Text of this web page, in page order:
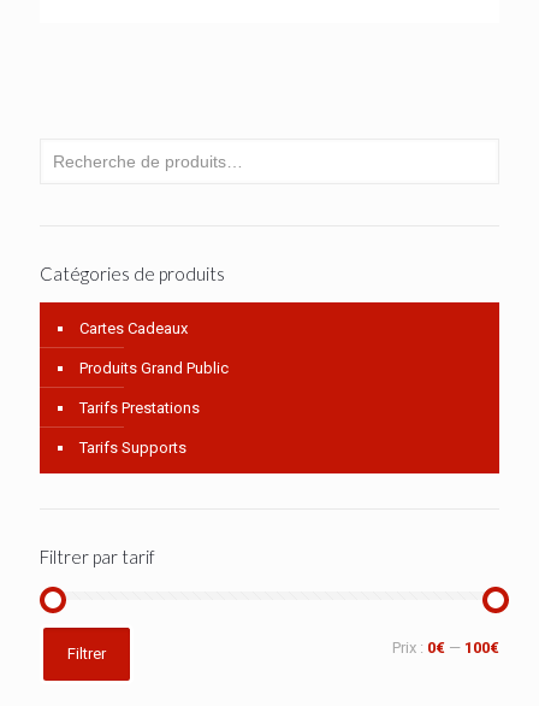
Catégories de produits
Cartes Cadeaux
Produits Grand Public
Tarifs Prestations
Tarifs Supports
Filtrer par tarif
Prix
Prix
maxFiltrer Prix : 0€ — 100€